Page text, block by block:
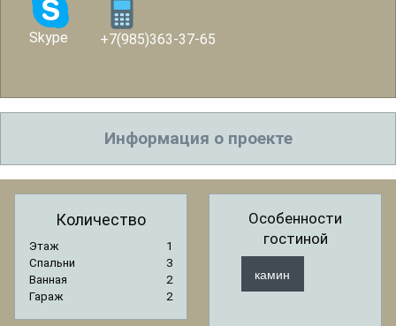
Skype +7(985)363-37-65
Информация о проекте
Количество
Этаж
1
Спальни
3
Ванная
2
Гараж
2
Особенности
гостиной
камин